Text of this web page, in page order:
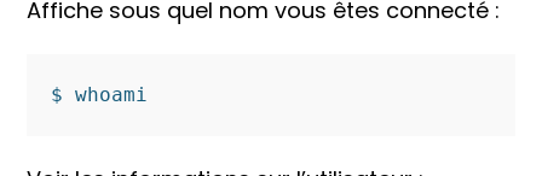
Affiche sous quel nom vous êtes connecté :